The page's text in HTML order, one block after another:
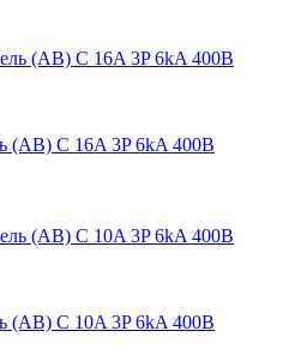
(АВ) C 16A 3P 6kA 400В
(АВ) C 10A 3P 6kA 400В